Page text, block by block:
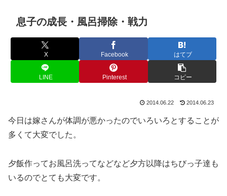
息子の成長・風呂掃除・戦力
X Facebook はてブ
LINE Pinterest コピー
2014.06.22 2014.06.23
今日は嫁さんが体調が悪かったのでいろいろとすることが
多くて大変でした。
夕飯作ってお風呂洗ってなどなど夕方以降はちびっ子達も
いるのでとても大変です。